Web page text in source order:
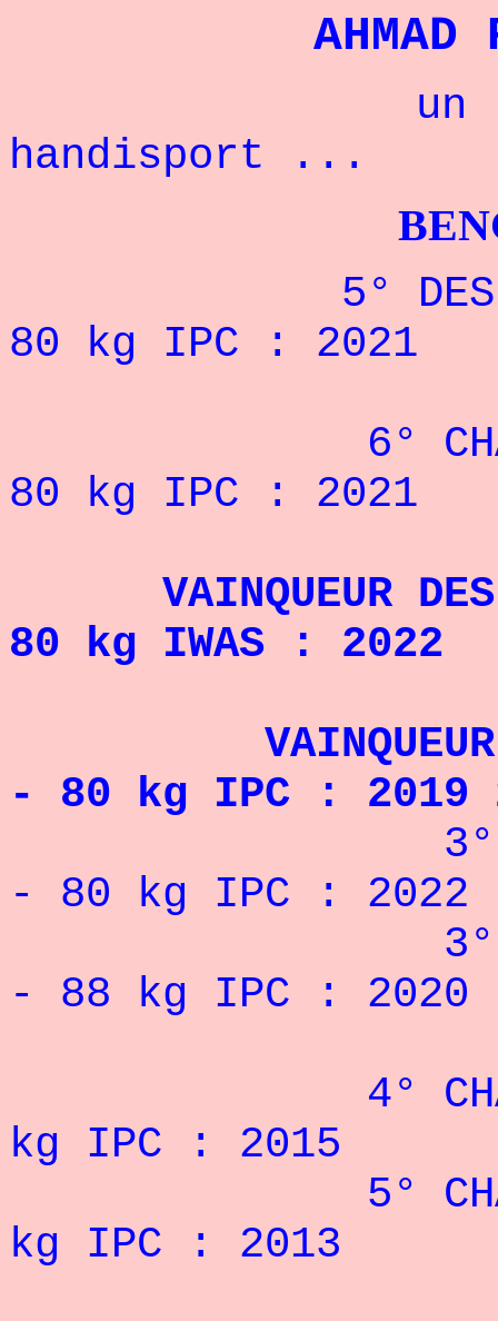
un
handisport ...
5° DES JEUX
80 kg IPC : 2021
6°
80 kg IPC : 2021
VAINQUEUR DES
80 kg IWAS : 2022
VAINQUEUR DE
- 80 kg IPC : 2019
3° DE LA
- 80 kg IPC : 2022
3° DE LA
- 88 kg IPC : 2020
4°
kg IPC : 2015
5°
kg IPC : 2013